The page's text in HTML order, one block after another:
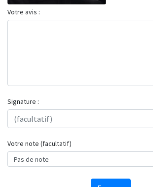
Votre avis :
Signature :
Votre note (facultatif)